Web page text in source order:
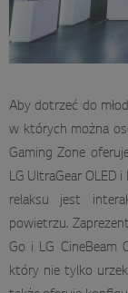
Aby dotrzeć do
w których można
Gaming Zone
LG UltraGear OLED
relaksu jest
powietrzu.
Go i LG CineBeam
który nie tylko